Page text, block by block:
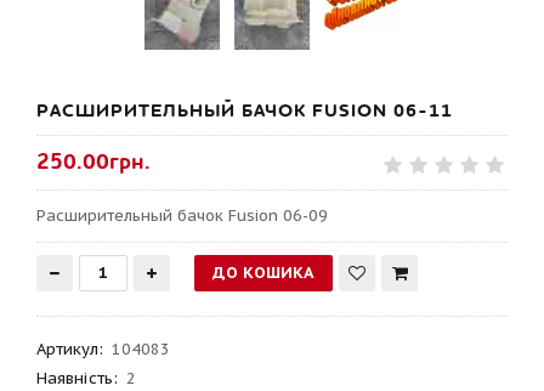
РАСШИРИТЕЛЬНЫЙ БАЧОК FUSION 06-11
250.00грн.
Расширительный бачок Fusion 06-09
Артикул: 104083
Наявність: 2